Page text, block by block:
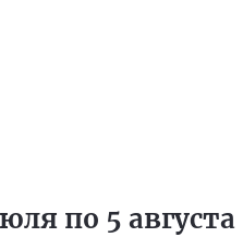
по 5 августа